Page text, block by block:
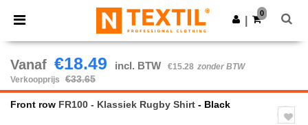
× Ntextil-app
Betere prijzen in de app!
Download app
0
Vanaf €18.49 incl. BTW €15.28 zonder BTW
Verkoopprijs
€33.65
Front row FR100 - Klassiek Rugby Shirt - Black